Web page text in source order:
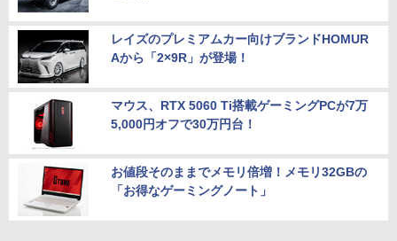
レイズのプレミアムカー向けブランドHOMUR
Aから「2×9R」が登場！
マウス、RTX 5060 Ti搭載ゲーミングPCが7万
5,000円オフで30万円台！
お値段そのままでメモリ倍増！メモリ32GBの
「お得なゲーミングノート」